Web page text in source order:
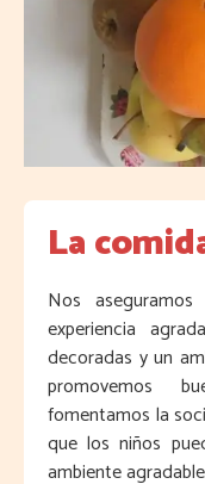
La
Nos
experiencia
decoradas y un
promovemos
fomentamos la
que los niños
ambiente